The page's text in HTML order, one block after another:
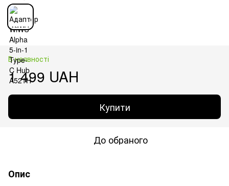
В наявності
1 499 UAH
Купити
До обраного
Опис